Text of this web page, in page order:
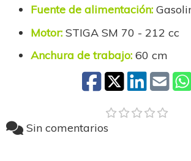
Fuente de alimentación:
Motor: STIGA SM 70 - 212 cc
Anchura de trabajo: 60 cm
Sin comentarios